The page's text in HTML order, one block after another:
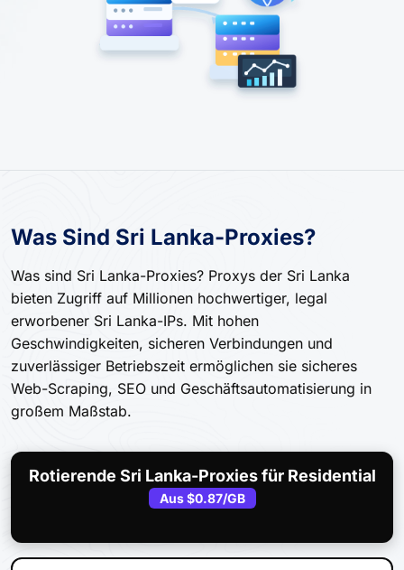
Was Sind Sri Lanka-Proxies?
Was sind Sri Lanka-Proxies? Proxys der Sri Lanka
bieten Zugriff auf Millionen hochwertiger, legal
erworbener Sri Lanka-IPs. Mit hohen
Geschwindigkeiten, sicheren Verbindungen und
zuverlässiger Betriebszeit ermöglichen sie sicheres
Web-Scraping, SEO und Geschäftsautomatisierung in
großem Maßstab.
Rotierende Sri Lanka-Proxies für Residential
Aus$0.87/GB